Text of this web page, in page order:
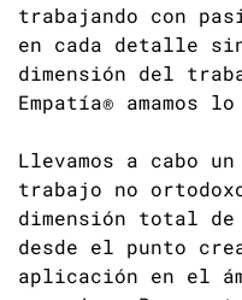
trabajando con
en cada detalle
dimensión del
Empatía® amamos
Llevamos a cabo un
trabajo no
dimensión total de
desde el punto
aplicación en el